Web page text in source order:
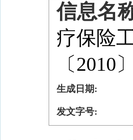
信息名
疗保险
〔2010
生成日期:
发文字号: